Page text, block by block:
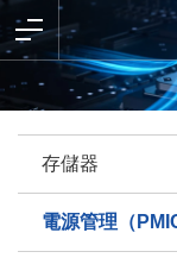
存儲器
電源管理（